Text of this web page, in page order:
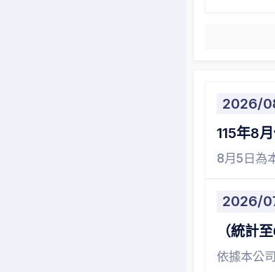
2026/
115年8
8月5日為
2026/
（統計
依據本公